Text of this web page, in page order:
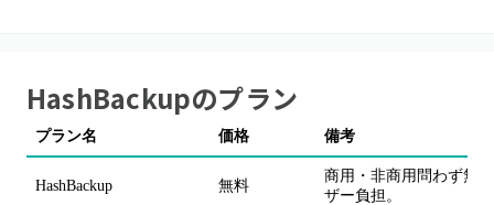
HashBackupのプラン
プラン名 価格 備考
HashBackup 無料
商用・非商用問わず無
ザー負担。